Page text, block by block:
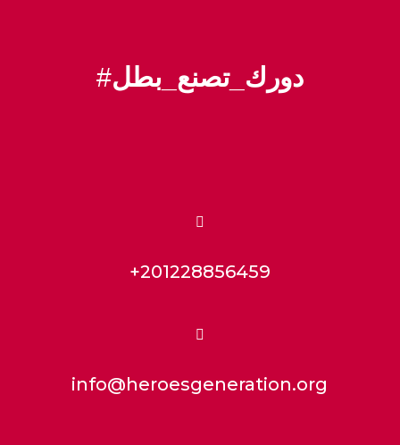
#دورك_تصنع_بطل

+201228856459

info@heroesgeneration.org